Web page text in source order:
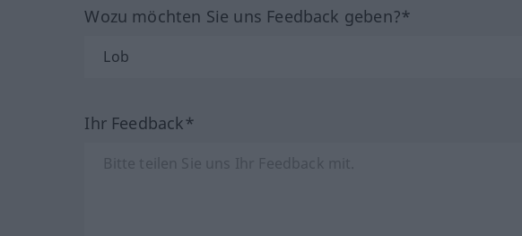
Wozu möchten Sie uns Feedback geben?*
Ihr Feedback*